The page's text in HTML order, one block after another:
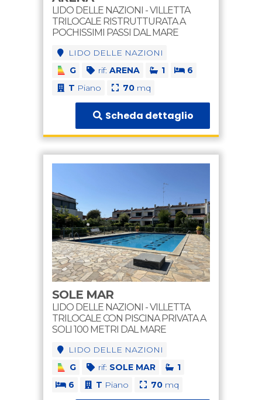
LIDO DELLE NAZIONI - VILLETTA
TRILOCALE RISTRUTTURATA A
POCHISSIMI PASSI DAL MARE
LIDO DELLE NAZIONI
G
rif: ARENA 1
6
T Piano 70 mq
Scheda dettaglio
SOLE MAR
LIDO DELLE NAZIONI - VILLETTA
TRILOCALE CON PISCINA PRIVATA A
SOLI 100 METRI DAL MARE
LIDO DELLE NAZIONI
G
rif: SOLE MAR
1
6
T Piano 70mq